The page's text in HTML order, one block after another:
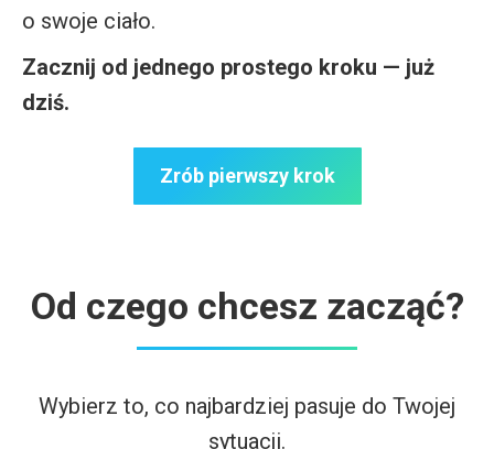
o swoje ciało.
Zacznij od jednego prostego kroku — już
dziś.
Zrób pierwszy krok
Od czego chcesz zacząć?
Wybierz to, co najbardziej pasuje do Twojej
sytuacji.